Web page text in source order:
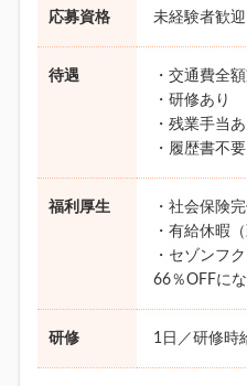
応募資格 未経験者歓迎
待遇
・交通費全
・研修あり
・残業手当あ
・履歴書不要
福利厚生
・社会保険
・有給休暇
・セゾンフ
66％OFFに
研修 1日／研修時